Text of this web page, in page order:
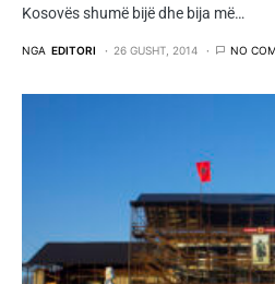
Kosovës shumë bijë dhe bija më…
NGA EDITORI 26 GUSHT, 2014 NO